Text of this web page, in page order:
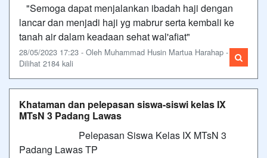
"Semoga dapat menjalankan ibadah haji dengan
lancar dan menjadi haji yg mabrur serta kembali ke
tanah air dalam keadaan sehat wal'afiat"
28/05/2023 17:23 - Oleh Muhammad Husin Martua Harahap -
Dilihat 2184 kali
Khataman dan pelepasan siswa-siswi kelas IX
MTsN 3 Padang Lawas
Pelepasan Siswa Kelas IX MTsN 3
Padang Lawas TP